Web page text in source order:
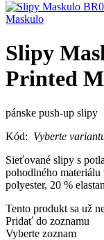
Maskulo
Slipy
Printed
pánske push-up slipy
Kód: Vyberte
Sieťované slipy s
pohodlného materiálu
polyester, 20 %
Tento produkt sa už
Pridať do zoznamu
Vyberte zoznam